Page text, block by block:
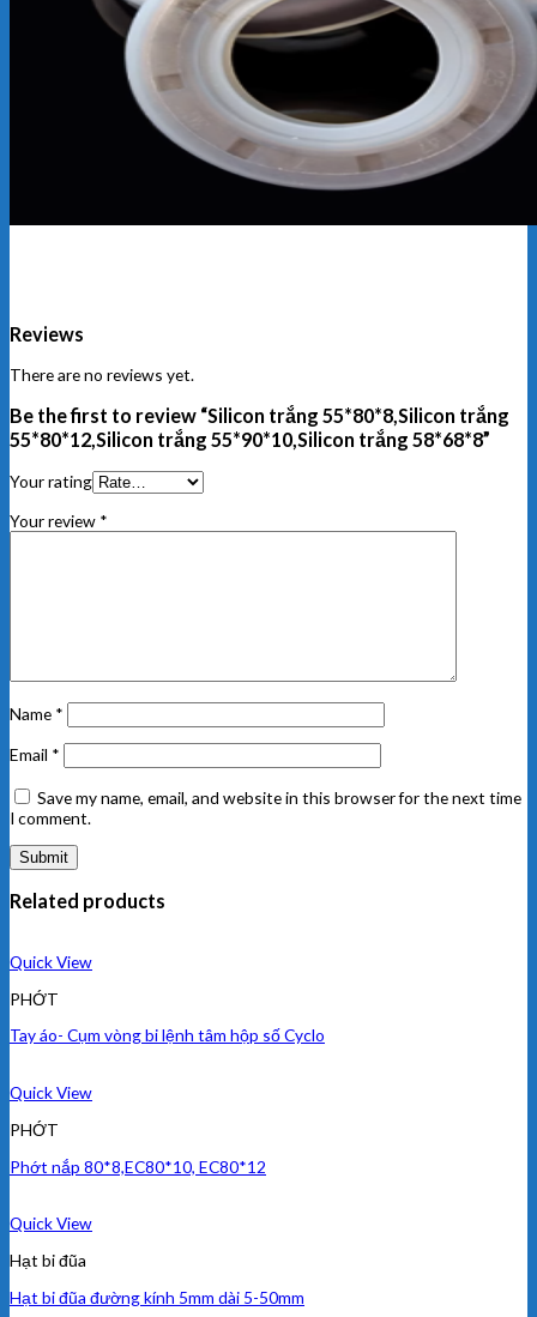
Reviews
There are no reviews yet.
Be the first to review “Silicon trắng 55*80*8,Silicon trắng
55*80*12,Silicon trắng 55*90*10,Silicon trắng 58*68*8”
Your rating
Your review *
Name *
Email *
Save my name, email, and website in this browser for the next time
I comment.
Related products
Quick View
PHỚT
Tay áo- Cụm vòng bi lệnh tâm hộp số Cyclo
Quick View
PHỚT
Phớt nắp 80*8,EC80*10, EC80*12
Quick View
Hạt bi đũa
Hạt bi đũa đường kính 5mm dài 5-50mm